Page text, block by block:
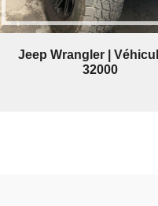
Jeep Wrangler |
32000